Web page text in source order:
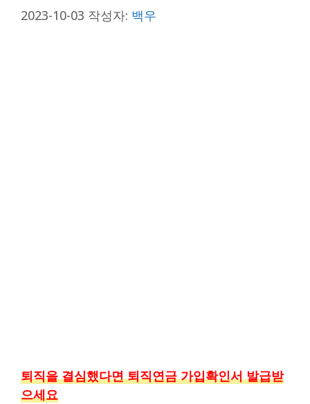
2023-10-03 작성자: 백우
퇴직을 결심했다면 퇴직연금 가입확인서 발급받
으세요